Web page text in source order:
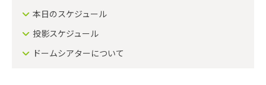
本日のスケジュール
投影スケジュール
ドームシアターについて